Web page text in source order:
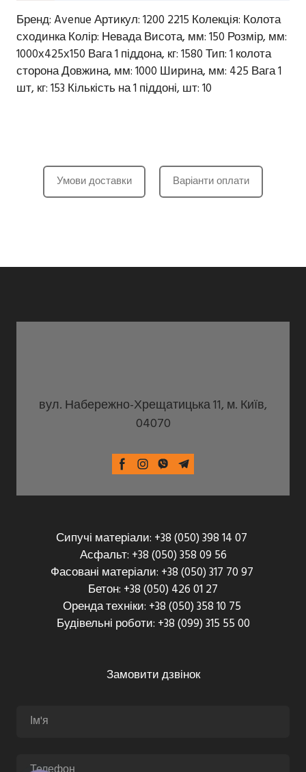
Бренд: Avenue Артикул: 1200 2215 Колекція: Колота
сходинка Колір: Невада Висота, мм: 150 Розмір, мм:
1000х425х150 Вага 1 піддона, кг: 1580 Тип: 1 колота
сторона Довжина, мм: 1000 Ширина, мм: 425 Вага 1
шт, кг: 153 Кількість на 1 піддоні, шт: 10
Умови доставки Варіанти оплати
вул. Набережно-Хрещатицька 11, м. Київ,
04070
Сипучі матеріали: +38 (050) 398 14 07
Асфальт: +38 (050) 358 09 56
Фасовані матеріали: +38 (050) 317 70 97
Бетон: +38 (050) 426 01 27
Оренда техніки: +38 (050) 358 10 75
Будівельні роботи: +38 (099) 315 55 00
Замовити дзвінок